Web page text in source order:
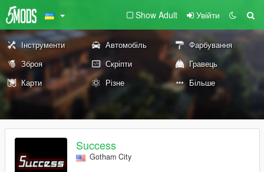
Show Adult Увійти
Інструменти Автомобіль
Фарбування
Зброя
Скріпти
Гравець
Карти
Різне Більше
Success
Gotham City